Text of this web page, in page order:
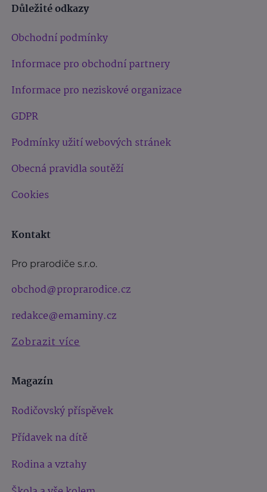
Důležité odkazy
Obchodní podmínky
Informace pro obchodní partnery
Informace pro neziskové organizace
GDPR
Podmínky užití webových stránek
Obecná pravidla soutěží
Cookies
Kontakt
Pro prarodiče s.r.o.
obchod@proprarodice.cz
redakce@emaminy.cz
Zobrazit více
Magazín
Rodičovský příspěvek
Přídavek na dítě
Rodina a vztahy